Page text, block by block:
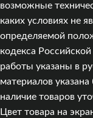
возможные
каких условиях не
определяемой
кодекса
работы указаны в
материалов
наличие товаров
Цвет товара на